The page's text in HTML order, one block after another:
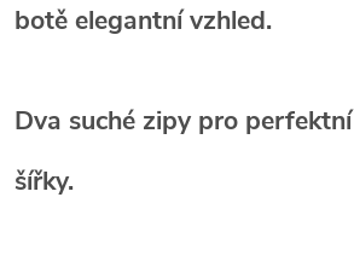
botě elegantní vzhled.
Dva suché zipy pro
šířky.